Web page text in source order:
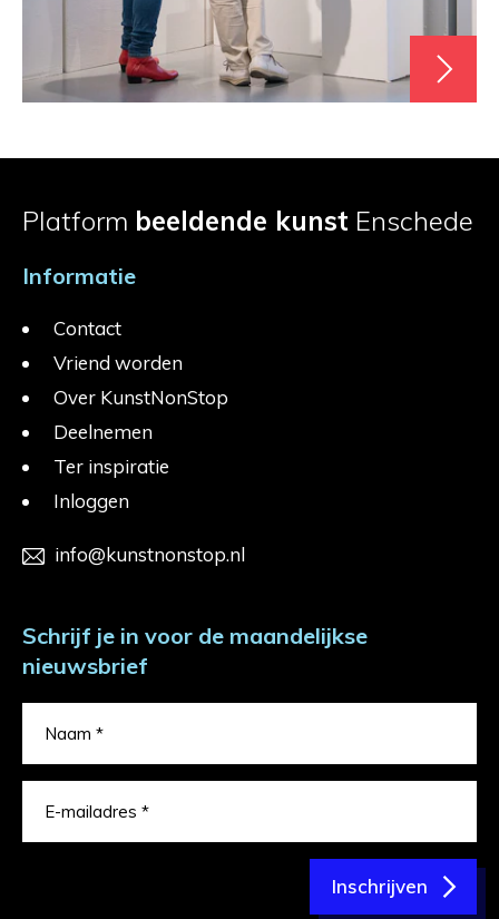
Platform beeldende kunst Enschede
Informatie
Contact
Vriend worden
Over KunstNonStop
Deelnemen
Ter inspiratie
Inloggen
info@kunstnonstop.nl
Schrijf je in voor de maandelijkse
nieuwsbrief
Inschrijven